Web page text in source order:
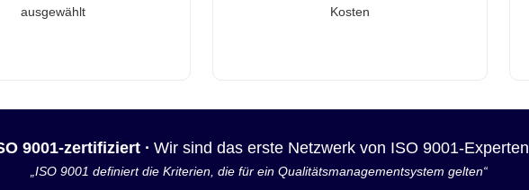
ausgewählt
Kosten
9001-zertifiziert · Wir sind das erste Netzwerk von ISO 9001-Experten
„ISO 9001 definiert die Kriterien, die für ein Qualitätsmanagementsystem gelten“